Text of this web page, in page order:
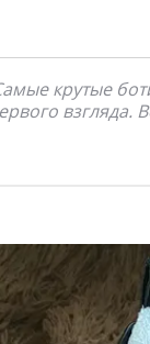
крутые
взгляда.